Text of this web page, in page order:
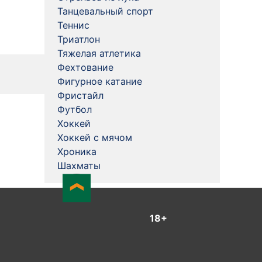
Танцевальный спорт
Теннис
Триатлон
Тяжелая атлетика
Фехтование
Фигурное катание
Фристайл
Футбол
Хоккей
Хоккей с мячом
Хроника
Шахматы
18+